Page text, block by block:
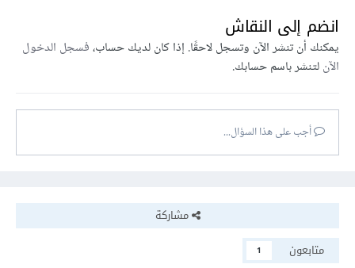
انضم إلى النقاش
يمكنك أن تنشر الآن وتسجل لاحقًا. إذا كان لديك حساب،فسجل الدخول
الآنلتنشر باسم حسابك.
أجب على هذا السؤال...
مشاركة
متابعون
1